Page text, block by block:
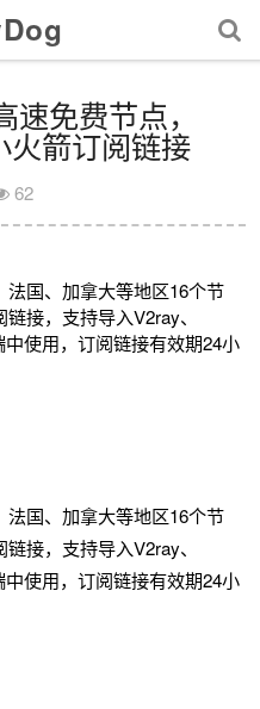
免费节点，
箭订阅链接
62
国、加拿大等地区16个节
接，支持导入V2ray、
使用，订阅链接有效期24小
国、加拿大等地区16个节
接，支持导入V2ray、
使用，订阅链接有效期24小